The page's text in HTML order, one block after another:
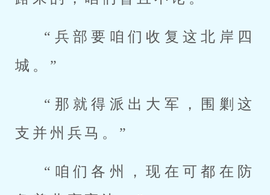
“兵部要咱们收复这北岸四
城。”
“那就得派出大军，围剿这
支并州兵马。”
“咱们各州，现在可都在防